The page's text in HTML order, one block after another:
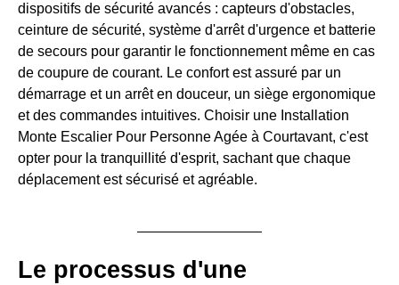
dispositifs de sécurité avancés : capteurs d'obstacles,
ceinture de sécurité, système d'arrêt d'urgence et batterie
de secours pour garantir le fonctionnement même en cas
de coupure de courant. Le confort est assuré par un
démarrage et un arrêt en douceur, un siège ergonomique
et des commandes intuitives. Choisir une Installation
Monte Escalier Pour Personne Agée à Courtavant, c'est
opter pour la tranquillité d'esprit, sachant que chaque
déplacement est sécurisé et agréable.
Le processus d'une